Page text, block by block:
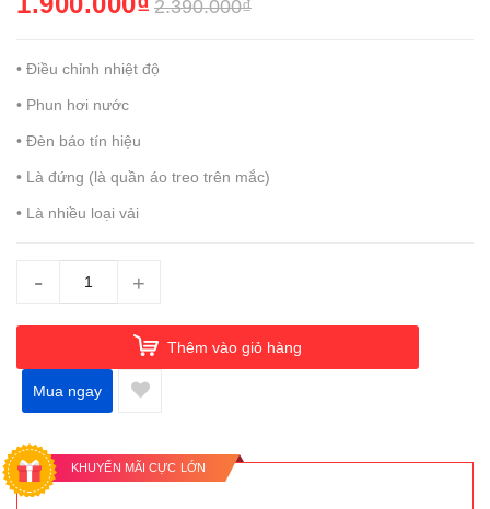
2.390.000₫
• Điều chỉnh nhiệt độ
• Phun hơi nước
• Đèn báo tín hiệu
• Là đứng (là quần áo treo trên mắc)
• Là nhiều loại vải
- +
Thêm vào giỏ hàng
Mua ngay
KHUYẾN MÃI CỰC LỚN